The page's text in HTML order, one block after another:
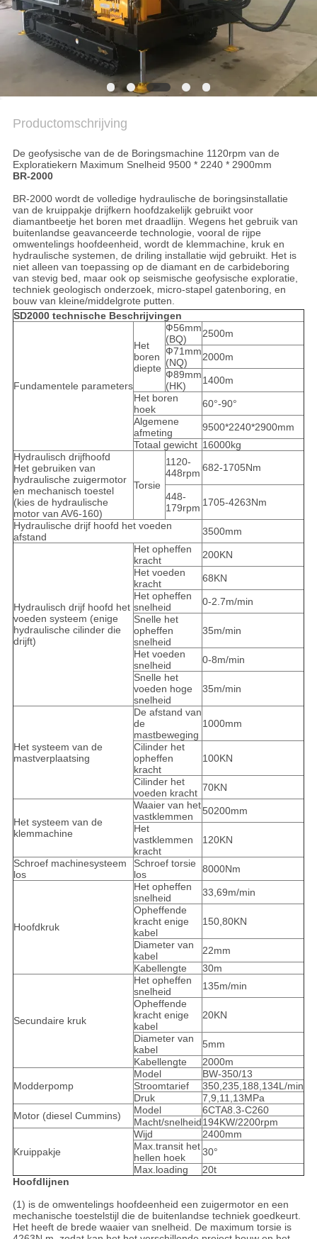
Productomschrijving
De geofysische van de de Boringsmachine 1120rpm van de
Exploratiekern Maximum Snelheid 9500 * 2240 * 2900mm
BR-2000
BR-2000 wordt de volledige hydraulische de boringsinstallatie
van de kruippakje drijfkern hoofdzakelijk gebruikt voor
diamantbeetje het boren met draadlijn. Wegens het gebruik van
buitenlandse geavanceerde technologie, vooral de rijpe
omwentelings hoofdeenheid, wordt de klemmachine, kruk en
hydraulische systemen, de driling installatie wijd gebruikt. Het is
niet alleen van toepassing op de diamant en de carbideboring
van stevig bed, maar ook op seismische geofysische exploratie,
techniek geologisch onderzoek, micro-stapel gatenboring, en
bouw van kleine/middelgrote putten.
SD2000 technische Beschrijvingen
Fundamentele parameters
Het
boren
diepte
Ф56mm
(BQ)
2500m
Ф71mm
(NQ)
2000m
Ф89mm
(HK)
1400m
Het boren
hoek
60°-90°
Algemene
afmeting
9500*2240*2900mm
Totaal gewicht 16000kg
Hydraulisch drijfhoofd
Het gebruiken van
hydraulische zuigermotor
en mechanisch toestel
(kies de hydraulische
motor van AV6-160)
Torsie
1120-
448rpm 682-1705Nm
448-
179rpm 1705-4263Nm
Hydraulische drijf hoofd het voeden
afstand
3500mm
Hydraulisch drijf hoofd het
voeden systeem (enige
hydraulische cilinder die
drijft)
Het opheffen
kracht
200KN
Het voeden
kracht
68KN
Het opheffen
snelheid
0-2.7m/min
Snelle het
opheffen
snelheid
35m/min
Het voeden
snelheid
0-8m/min
Snelle het
voeden hoge
snelheid
35m/min
Het systeem van de
mastverplaatsing
De afstand van
de
mastbeweging
1000mm
Cilinder het
opheffen
kracht
100KN
Cilinder het
voeden kracht 70KN
Het systeem van de
klemmachine
Waaier van het
vastklemmen
50200mm
Het
vastklemmen
kracht
120KN
Schroef machinesysteem
los
Schroef torsie
los
8000Nm
Hoofdkruk
Het opheffen
snelheid
33,69m/min
Opheffende
kracht enige
kabel
150,80KN
Diameter van
kabel
22mm
Kabellengte
30m
Secundaire kruk
Het opheffen
snelheid
135m/min
Opheffende
kracht enige
kabel
20KN
Diameter van
kabel
5mm
Kabellengte
2000m
Modderpomp
Model
BW-350/13
Stroomtarief
350,235,188,134L/min
Druk
7,9,11,13MPa
Motor (diesel Cummins)
Model
6CTA8.3-C260
Macht/snelheid194KW/2200rpm
Kruippakje
Wijd
2400mm
Max.transit het
hellen hoek
30°
Max.loading
20t
Hoofdlijnen
(1) is de omwentelings hoofdeenheid een zuigermotor en een
mechanische toestelstijl die de buitenlandse techniek goedkeurt.
Het heeft de brede waaier van snelheid. De maximum torsie is